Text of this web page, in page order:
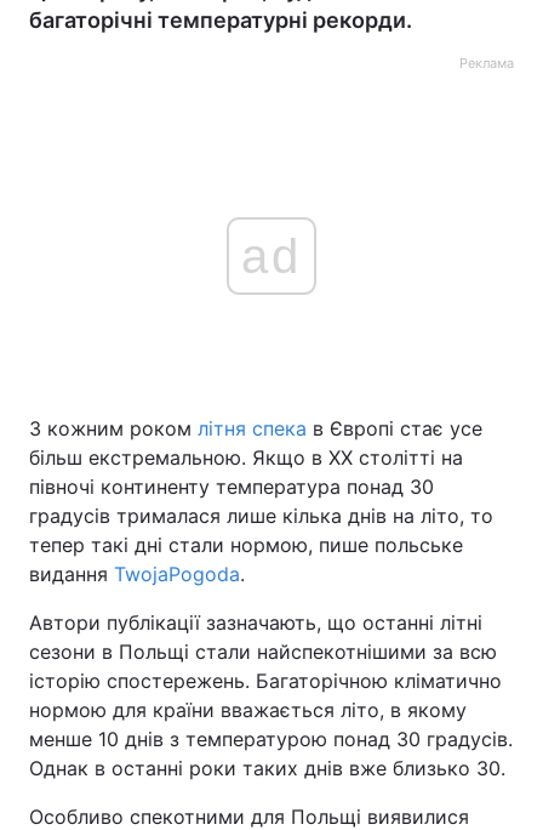
багаторічні температурні рекорди.
Реклама
ad
З кожним роком літня спека в Європі стає усе
більш екстремальною. Якщо в XX столітті на
півночі континенту температура понад 30
градусів трималася лише кілька днів на літо, то
тепер такі дні стали нормою, пише польське
видання TwojaPogoda.
Автори публікації зазначають, що останні літні
сезони в Польщі стали найспекотнішими за всю
історію спостережень. Багаторічною кліматично
нормою для країни вважається літо, в якому
менше 10 днів з температурою понад 30 градусів.
Однак в останні роки таких днів вже близько 30.
Особливо спекотними для Польщі виявилися